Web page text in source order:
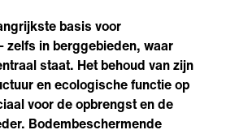
basis voor
zelfs in berggebieden, waar
staat. Het behoud van zijn
en ecologische functie op
voor de opbrengst en de
Bodembeschermende